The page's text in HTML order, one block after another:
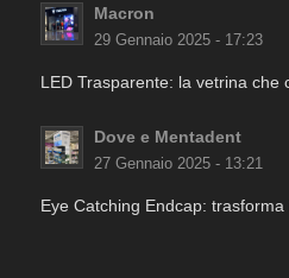
Macron
29 Gennaio 2025 - 17:23
LED Trasparente: la vetrina che
Dove e Mentadent
27 Gennaio 2025 - 13:21
Eye Catching Endcap: